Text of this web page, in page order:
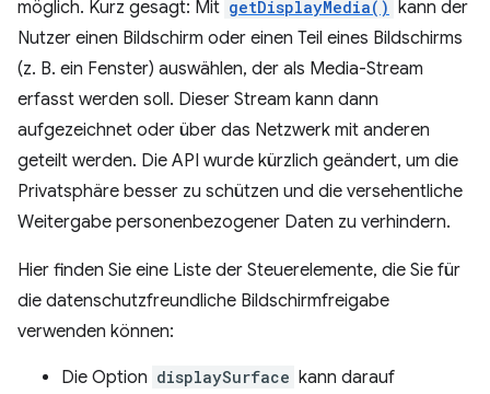
möglich. Kurz gesagt: Mit getDisplayMedia() kann der
Nutzer einen Bildschirm oder einen Teil eines Bildschirms
(z. B. ein Fenster) auswählen, der als Media-Stream
erfasst werden soll. Dieser Stream kann dann
aufgezeichnet oder über das Netzwerk mit anderen
geteilt werden. Die API wurde kürzlich geändert, um die
Privatsphäre besser zu schützen und die versehentliche
Weitergabe personenbezogener Daten zu verhindern.
Hier finden Sie eine Liste der Steuerelemente, die Sie für
die datenschutzfreundliche Bildschirmfreigabe
verwenden können:
Die Option displaySurface kann darauf